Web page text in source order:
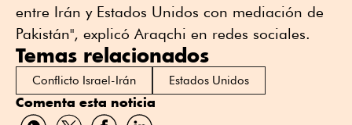
entre Irán y Estados Unidos con mediación de
Pakistán", explicó Araqchi en redes sociales.
Temas relacionados
Conflicto Israel-Irán Estados Unidos
Comenta esta noticia